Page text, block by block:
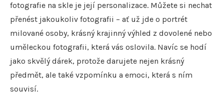
fotografie na skle je její personalizace. Můžete si nechat
přenést jakoukoliv fotografii – ať už jde o portrét
milované osoby, krásný krajinný výhled z dovolené nebo
uměleckou fotografii, která vás oslovila. Navíc se hodí
jako skvělý dárek, protože darujete nejen krásný
předmět, ale také vzpomínku a emoci, která s ním
souvisí.